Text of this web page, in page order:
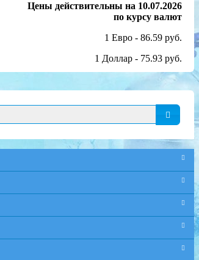
Цены действительны на 10.07.2026
по курсу валют
1 Евро - 86.59 руб.
1 Доллар - 75.93 руб.